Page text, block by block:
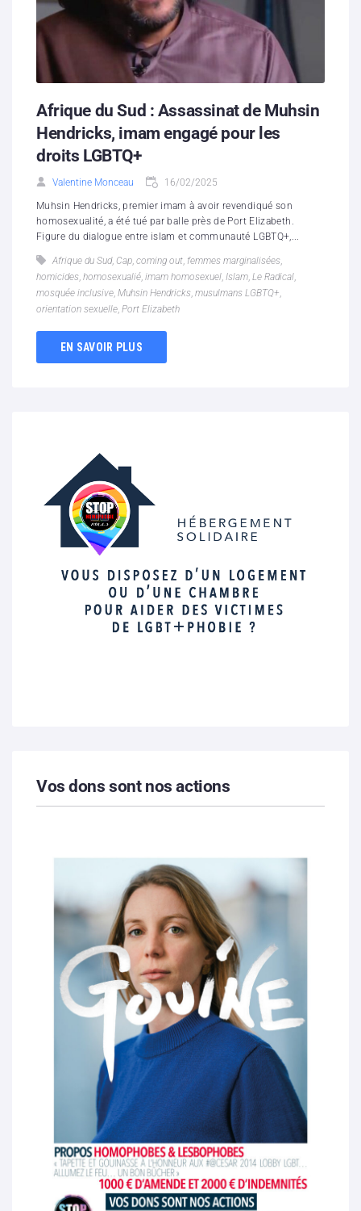
Hébergement solidaire
Afrique du Sud : Assassinat de Muhsin
Hendricks, imam engagé pour les
droits LGBTQ+
Valentine Monceau 16/02/2025
Muhsin Hendricks, premier imam à avoir revendiqué son
homosexualité, a été tué par balle près de Port Elizabeth.
Figure du dialogue entre islam et communauté LGBTQ+,...
Afrique du Sud, Cap, coming out, femmes marginalisées,
homicides, homosexualié, imam homosexuel, Islam, Le Radical,
mosquée inclusive, Muhsin Hendricks, musulmans LGBTQ+,
orientation sexuelle, Port Elizabeth
EN SAVOIR PLUS
Vos dons sont nos actions